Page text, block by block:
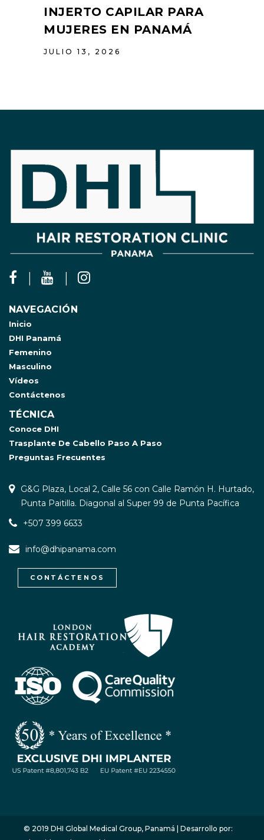
INJERTO CAPILAR PARA
MUJERES EN PANAMÁ
JULIO 13, 2026
NAVEGACIÓN
Inicio
DHI Panamá
Femenino
Masculino
Vídeos
Contáctenos
TÉCNICA
Conoce DHI
Trasplante De Cabello Paso A Paso
Preguntas Frecuentes
G&G Plaza, Local 2, Calle 56 con Calle Ramón H. Hurtado,
Punta Paitilla. Diagonal al Super 99 de Punta Pacífica
+507 399 6633
info@dhipanama.com
CONTÁCTENOS
© 2019 DHI Global Medical Group, Panamá | Desarrollo por:
WhatsApp / Let's Talk